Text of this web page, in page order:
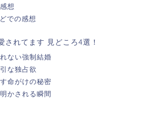
想
での感想
されてます 見どころ4選！
ない強制結婚
な独占欲
命がけの秘密
かされる瞬間